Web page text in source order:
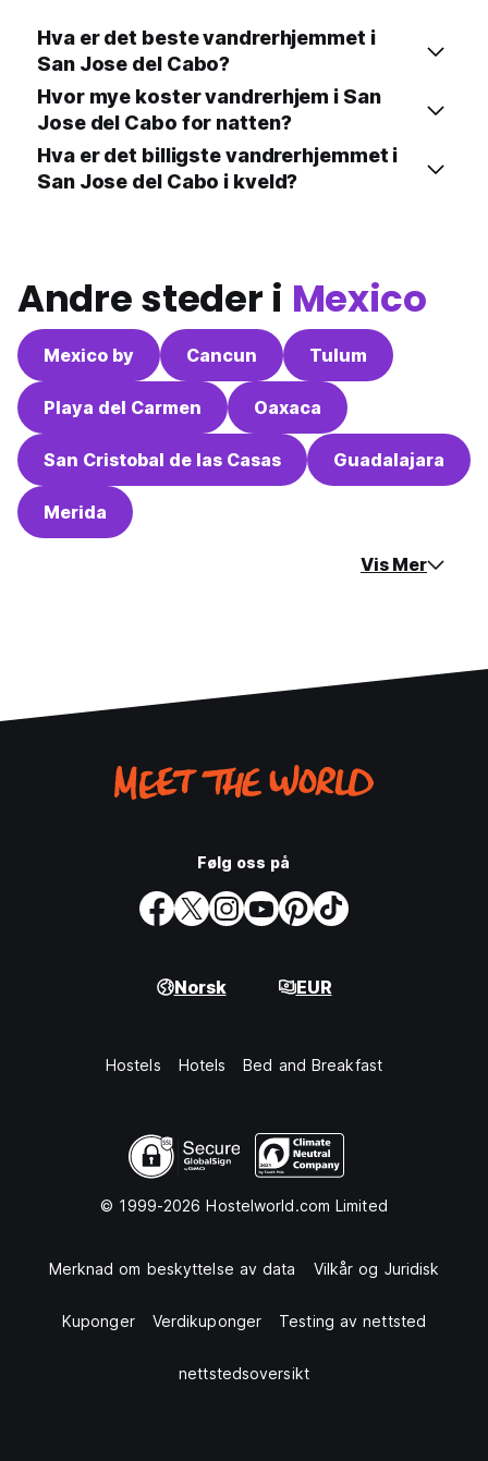
Hva er det beste vandrerhjemmet i
San Jose del Cabo?
Hvor mye koster vandrerhjem i San
Jose del Cabo for natten?
Hva er det billigste vandrerhjemmet i
San Jose del Cabo i kveld?
Andre steder i Mexico
Mexico by Cancun Tulum
Playa del Carmen Oaxaca
San Cristobal de las Casas Guadalajara
Merida
Vis Mer
Følg oss på
Norsk EUR
Hostels Hotels Bed and Breakfast
© 1999-2026 Hostelworld.com Limited
Merknad om beskyttelse av data Vilkår og Juridisk
Kuponger Verdikuponger Testing av nettsted
nettstedsoversikt